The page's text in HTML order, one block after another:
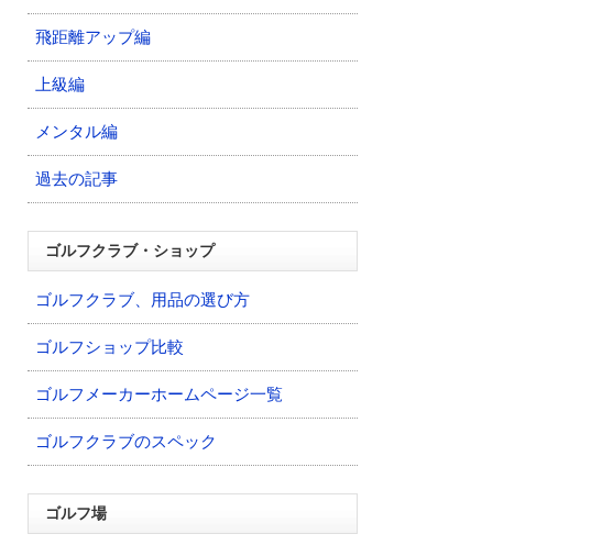
飛距離アップ編
上級編
メンタル編
過去の記事
ゴルフクラブ・ショップ
ゴルフクラブ、用品の選び方
ゴルフショップ比較
ゴルフメーカーホームページ一覧
ゴルフクラブのスペック
ゴルフ場